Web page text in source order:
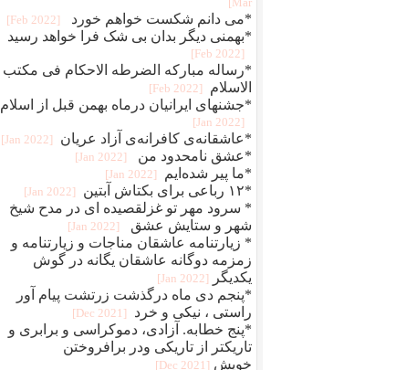
*می دانم شکست خواهم خورد [2022 Feb]
*بهمنی دیگر بدان بی شک فرا خواهد رسید
[2022 Feb]
*رساله مبارکه الضرطه الاحکام فی مکتب
الاسلام
[2022 Feb]
*جشنهای ایرانیان درماه بهمن قبل از اسلام
[2022 Jan]
*عاشقانه‌ی کافرانه‌ی آزاد عریان [2022 Jan]
*عشق نامحدود من [2022 Jan]
*ما پیر شده‌ایم [2022 Jan]
*۱۲ رباعی برای بکتاش آبتین [2022 Jan]
* سرود مهر تو غزلقصیده ای در مدح شیخ
شهر و ستایش عشق
[2022 Jan]
* زیارتنامه عاشقان مناجات و زیارتنامه و
زمزمه دوگانه عاشقان یگانه در گوش
یکدیگر
[2022 Jan]
*پنجم دی ماه درگذشت زرتشت پیام آور
راستی ، نیکی و خرد
[2021 Dec]
*پنج خطابه. آزادی، دموکراسی و برابری و
تاریکتر از تاریکی ودر برافروختن
خویش [2021 Dec]